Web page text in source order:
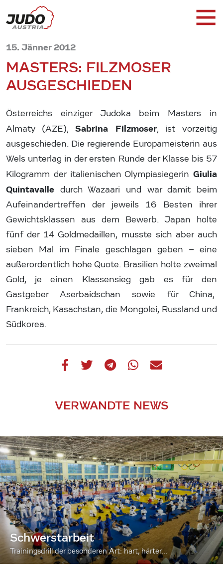
15. Jänner 2012
MASTERS: FILZMOSER
AUSGESCHIEDEN
Österreichs einziger Judoka beim Masters in
Almaty (AZE),Sabrina Filzmoser, ist vorzeitig
ausgeschieden. Die regierende Europameisterin aus
Wels unterlag in der ersten Runde der Klasse bis 57
Kilogramm der italienischen Olympiasiegerin Giulia
Quintavalle durch Wazaari und war damit beim
Aufeinandertreffen der jeweils 16 Besten ihrer
Gewichtsklassen aus dem Bewerb. Japan holte
fünf der 14 Goldmedaillen, musste sich aber auch
sieben Mal im Finale geschlagen geben – eine
außerordentlich hohe Quote. Brasilien holte zweimal
Gold, je einen Klassensieg gab es für den
Gastgeber Aserbaidschan sowie für China,
Frankreich, Kasachstan, die Mongolei, Russland und
Südkorea.
VERWANDTE NEWS
Schwerstarbeit
Trainingsdrill der besonderen Art: hart, härter...